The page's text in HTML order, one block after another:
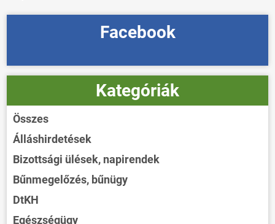
Facebook
Kategóriák
Összes
Álláshirdetések
Bizottsági ülések, napirendek
Bűnmegelőzés, bűnügy
DtKH
Egészségügy